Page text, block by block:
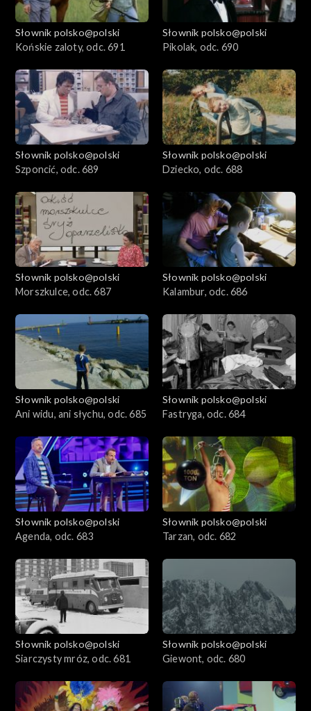
Słownik polsko@polski
Końskie zaloty, odc. 691
Słownik polsko@polski
Pikolak, odc. 690
Słownik polsko@polski
Szponcić, odc. 689
Słownik polsko@polski
Dziecko, odc. 688
Słownik polsko@polski
Morszkulce, odc. 687
Słownik polsko@polski
Kalambur, odc. 686
Słownik polsko@polski
Ani widu, ani słychu, odc. 685
Słownik polsko@polski
Fastryga, odc. 684
Słownik polsko@polski
Agenda, odc. 683
Słownik polsko@polski
Tarzan, odc. 682
Słownik polsko@polski
Siarczysty mróz, odc. 681
Słownik polsko@polski
Giewont, odc. 680